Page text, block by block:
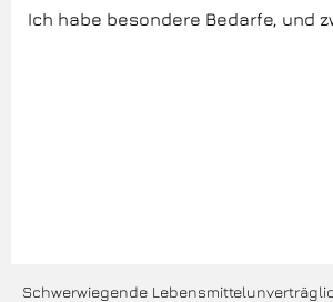
Schwerwiegende